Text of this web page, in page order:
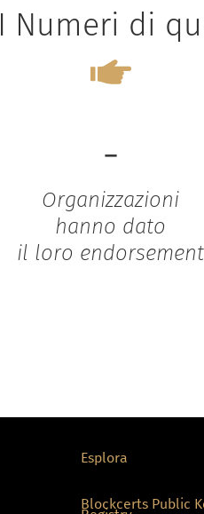
I Numeri di
-
Organizzazioni
hanno dato
il loro endorsement
Esplora
Blockcerts Public